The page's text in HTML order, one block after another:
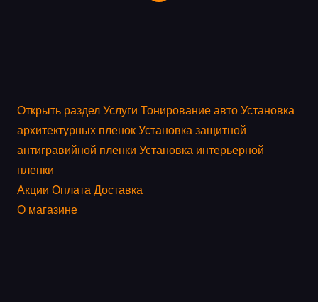
Открыть раздел Услуги Тонирование авто Установка
архитектурных пленок Установка защитной
антигравийной пленки Установка интерьерной
пленки
Акции Оплата Доставка
О магазине